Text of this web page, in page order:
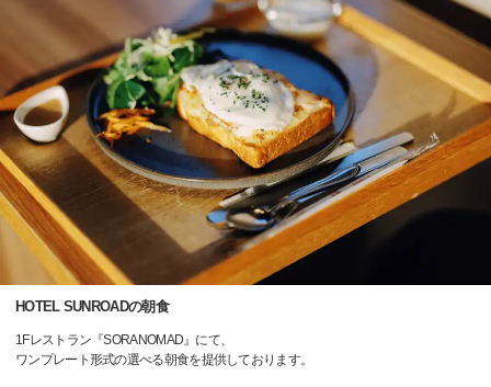
HOTEL SUNROADの朝食
1Fレストラン『SORANOMAD』にて、
ワンプレート形式の選べる朝食を提供しております。